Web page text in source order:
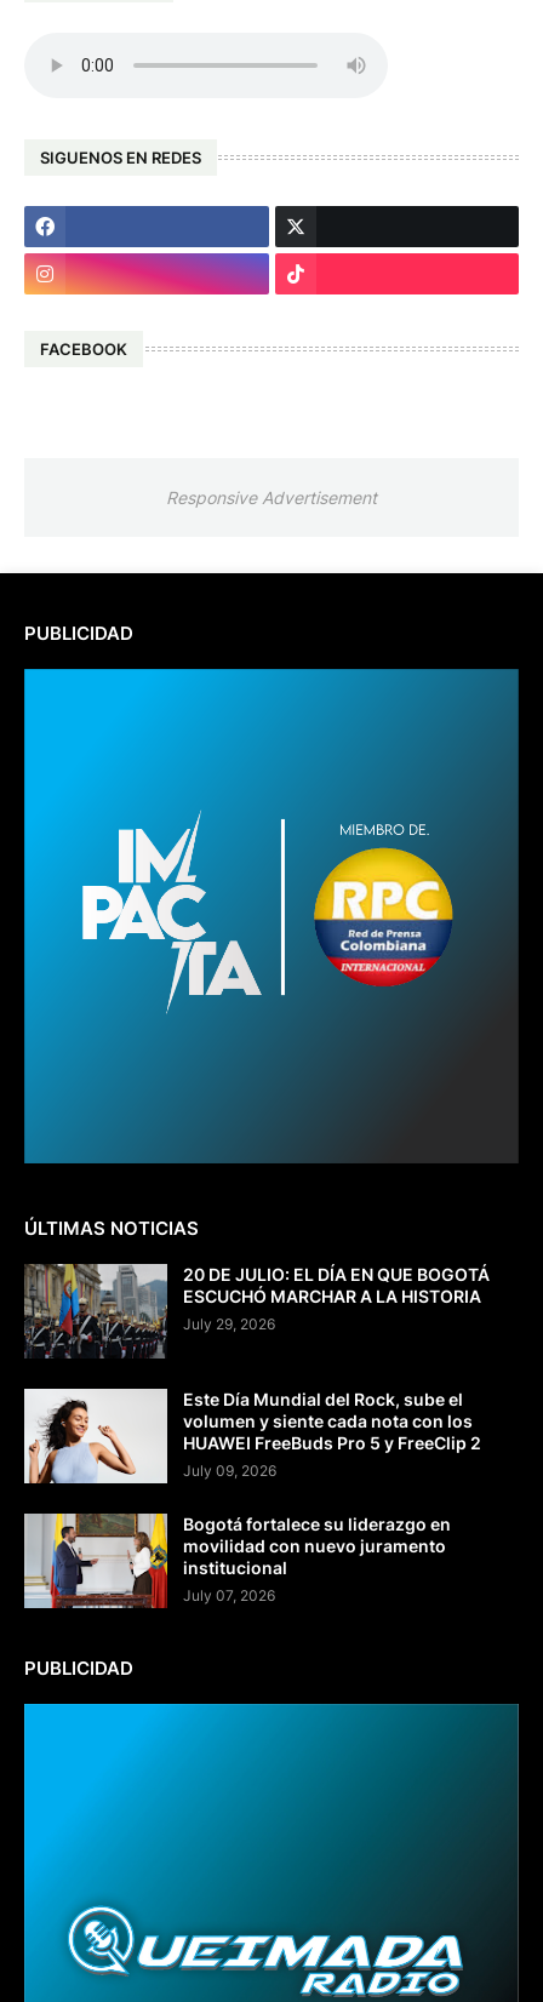
SIGUENOS EN REDES
FACEBOOK
Responsive Advertisement
PUBLICIDAD
ÚLTIMAS NOTICIAS
20 DE JULIO: EL DÍA EN QUE BOGOTÁ
ESCUCHÓ MARCHAR A LA HISTORIA
July 29, 2026
Este Día Mundial del Rock, sube el
volumen y siente cada nota con los
HUAWEI FreeBuds Pro 5 y FreeClip 2
July 09, 2026
Bogotá fortalece su liderazgo en
movilidad con nuevo juramento
institucional
July 07, 2026
PUBLICIDAD